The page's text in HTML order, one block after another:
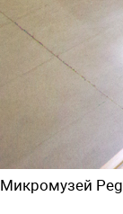
Микромузей